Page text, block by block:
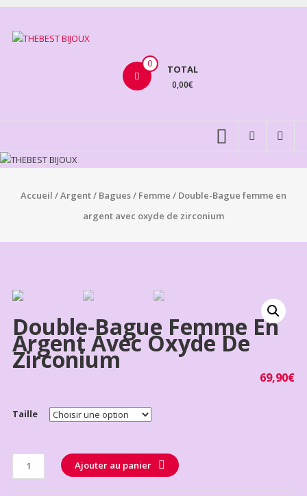
Aller
contenu
BIJOUX
0 TOTAL
0,00€
Accueil /Argent/ Bagues/ Femme / Double-Bague femme en
argent avec oxyde de zirconium
Double-Bague Femme En
Argent Avec Oxyde De
Zirconium
69,90€
Taille
Quantité Ajouter au panier